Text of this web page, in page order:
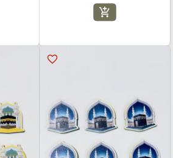
add_shopping_cart
favorite_border